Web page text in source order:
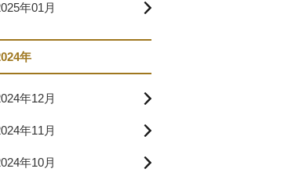
年01月
年
年12月
年11月
年10月